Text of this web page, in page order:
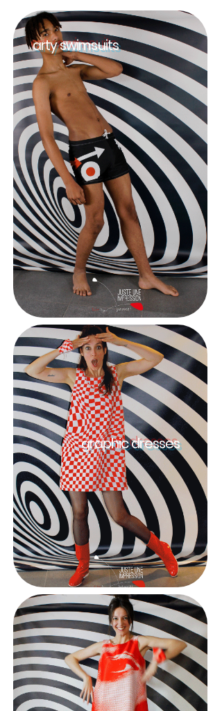
arty swimsuits
graphic dresses